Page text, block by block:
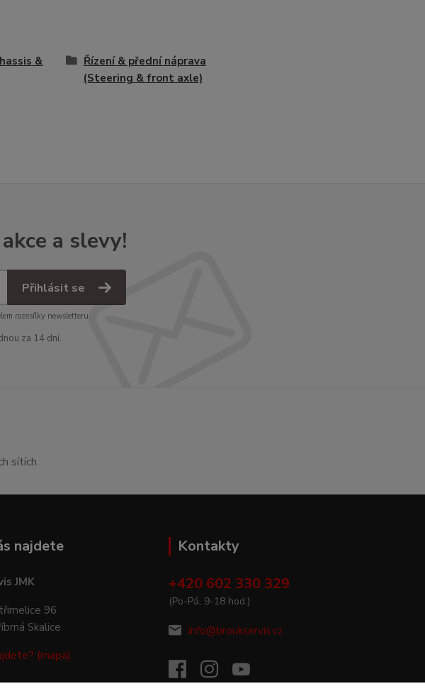
&
Řízení & přední náprava
(Steering & front axle)
a slevy!
Přihlásit se
rozesílky newsletteru.
za 14 dní.
sítích.
najdete
JMK
96
Skalice
(mapa)
Kontakty
+420 602 330 329
(Po-Pá, 9-18 hod.)
info@broukservis.cz